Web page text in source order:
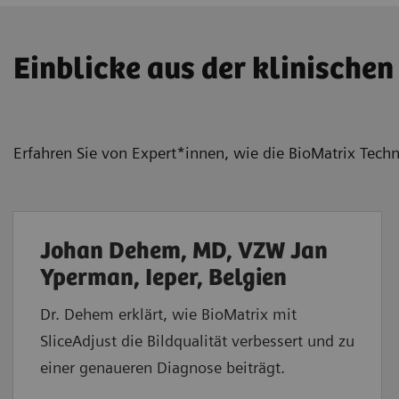
Einblicke aus der
Erfahren Sie von Expert*innen, wie die BioMatrix
Johan Dehem, MD, VZW Jan
Yperman, Ieper, Belgien
Dr. Dehem erklärt, wie BioMatrix mit
SliceAdjust die Bildqualität verbessert und zu
einer genaueren Diagnose beiträgt.